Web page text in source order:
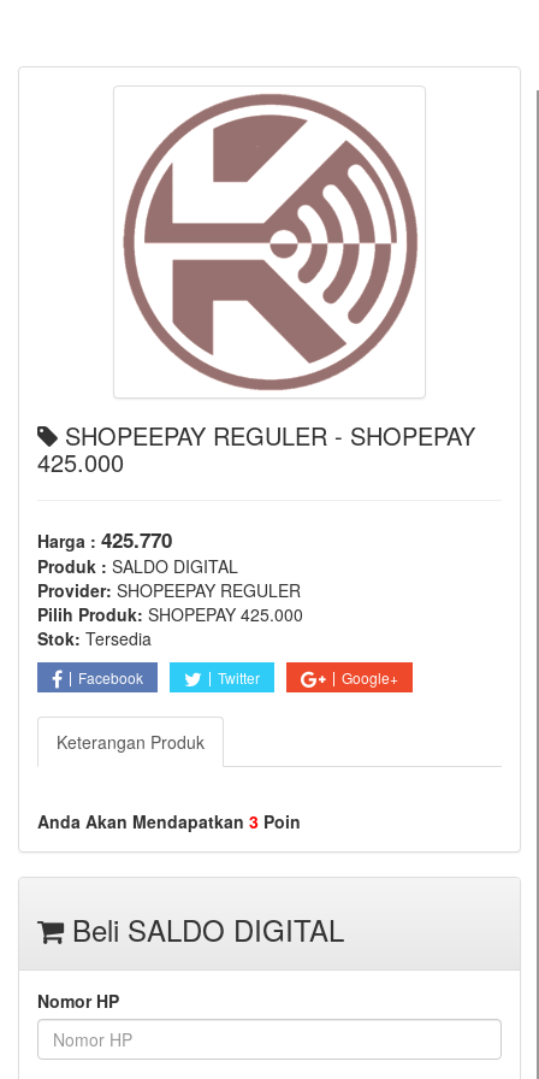
SHOPEEPAY REGULER - SHOPEPAY
425.000
Harga : 425.770
Produk : SALDO DIGITAL
Provider: SHOPEEPAY REGULER
Pilih Produk: SHOPEPAY 425.000
Stok: Tersedia
Facebook Twitter Google+
Keterangan Produk
Anda Akan Mendapatkan 3 Poin
Beli SALDO DIGITAL
Nomor HP